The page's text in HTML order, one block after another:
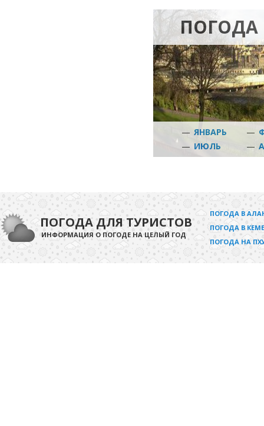
ПОГОДА
— ЯНВАРЬ —
— ИЮЛЬ —
ПОГОДА ДЛЯ ТУРИСТОВ
ИНФОРМАЦИЯ О ПОГОДЕ НА ЦЕЛЫЙ ГОД
ПОГОДА В
ПОГОДА В
ПОГОДА НА